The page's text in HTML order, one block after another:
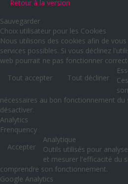
Retour à la version
Sauvegarder
Choix utilisateur pour les Cookies
Nous utilisons des cookies afin de
services possibles. Si vous déclinez
web pourrait ne pas fonctionner
Tout accepter
Tout décliner
nécessaires au bon fonctionnement du
désactiver.
Analytics
Frenquency
Accepter
Analytique
Outils utilisés pour
et mesurer l'efficacité du
comprendre son fonctionnement.
Google Analytics